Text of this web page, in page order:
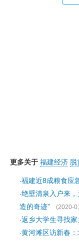
更多关于 福建经济 脱
·福建近8成粮食应
·绝壁清泉入户来
造的奇迹”
(2020-
·返乡大学生寻找家
·黄河滩区访新春：